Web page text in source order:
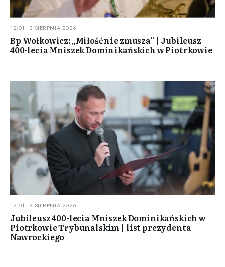
12:01 | 3 SIERPNIA 2026
Bp Wołkowicz: „Miłość nie zmusza” | Jubileusz
400-lecia Mniszek Dominikańskich w Piotrkowie
12:01 | 3 SIERPNIA 2026
Jubileusz 400-lecia Mniszek Dominikańskich w
Piotrkowie Trybunalskim | list prezydenta
Nawrockiego